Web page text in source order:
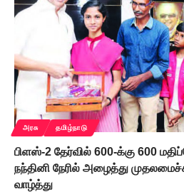
அரசு தமிழ்நாடு
பிளஸ்-2 தேர்வில் 600-க்கு 600
நந்தினி நேரில் அழைத்து
வாழ்த்து